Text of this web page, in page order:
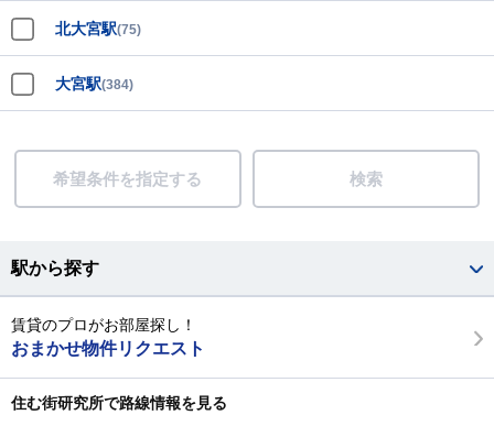
北大宮駅(75)
大宮駅(384)
希望条件を指定する 検索
駅から探す
賃貸のプロがお部屋探し！
おまかせ物件リクエスト
住む街研究所で路線情報を見る